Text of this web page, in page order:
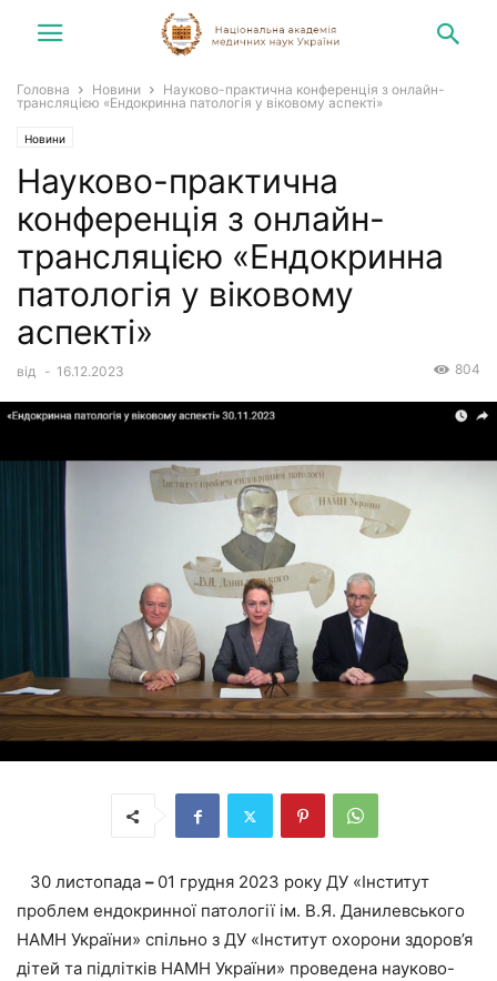
Головна Новини
Науково-практична конференція з онлайн-
трансляцією «Ендокринна патологія у віковому аспекті»
Новини
Науково-практична
конференція з онлайн-
трансляцією «Ендокринна
патологія у віковому
аспекті»
від - 16.12.2023 804
30 листопада – 01 грудня 2023 року ДУ «Інститут
проблем ендокринної патології ім. В.Я. Данилевського
НАМН України» спільно з ДУ «Інститут охорони здоров’я
дітей та підлітків НАМН України» проведена науково-